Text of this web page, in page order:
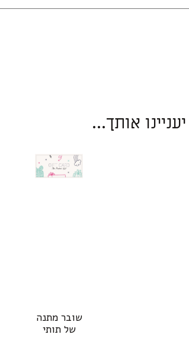
אותך...
שובר מתנה
של תותי